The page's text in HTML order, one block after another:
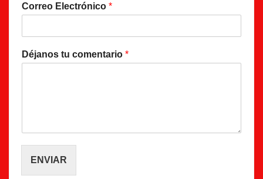
Correo Electrónico *
Déjanos tu comentario *
ENVIAR